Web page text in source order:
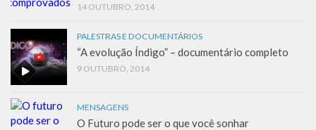
14 OUTUBRO, 2014
PALESTRAS E DOCUMENTÁRIOS
“A evolução Índigo” – documentário completo
9 OUTUBRO, 2014
MENSAGENS
O Futuro pode ser o que você sonhar